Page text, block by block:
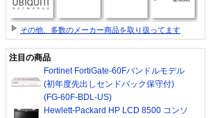
その他、多数のメーカー商品を取り扱ってます
注目の商品
Fortinet FortiGate-60Fバンドルモデル
(初年度先出しセンドバック保守付)
(FG-60F-BDL-US)
Hewlett-Packard HP LCD 8500 コンソ